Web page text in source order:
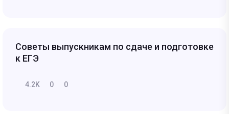
Советы выпускникам по сдаче и подготовке
к ЕГЭ
4.2K 0 0